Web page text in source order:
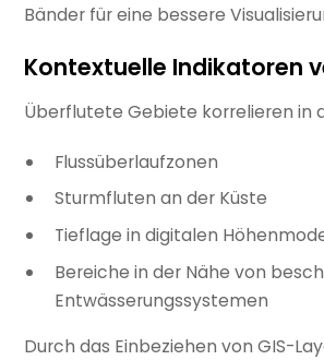
Bänder für eine bessere
Kontextuelle Indikatoren
Überflutete Gebiete korrelieren in
Flussüberlaufzonen
Sturmfluten an der Küste
Tieflage in digitalen
Bereiche in der Nähe von
Entwässerungssystemen
Durch das Einbeziehen von GIS-